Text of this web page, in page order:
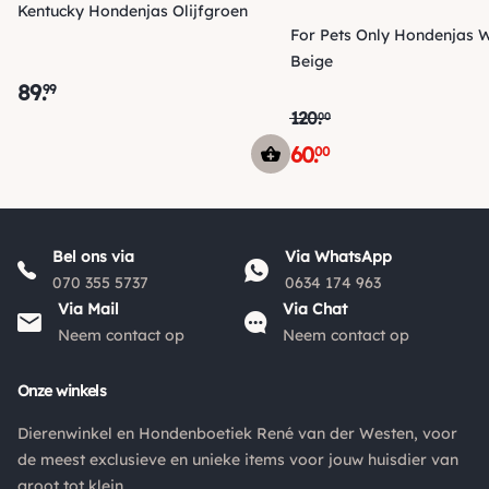
aankoopbedrag min de gemaakte verzendkosten.
Is een product dat je besteld hebt niet naar wens? Dan kan je
het product altijd retourneren binnen 14 dagen. De
retourkosten bedragen € 6.75 en zijn voor eigen rekening.
Kies bij het retourneren altijd voor "alleen huisadres",
Kentucky Hondenjas Olijfgroen
89.99
For Pets Only Hondenjas
Beige
120.00
60.00
Bel ons via
070 355 5737
Via WhatsApp
0634 174 963
Via Mail
Neem contact op
Via Chat
Neem contact op
Onze winkels
Dierenwinkel en Hondenboetiek René van der Westen, voor
de meest exclusieve en unieke items voor jouw huisdier van